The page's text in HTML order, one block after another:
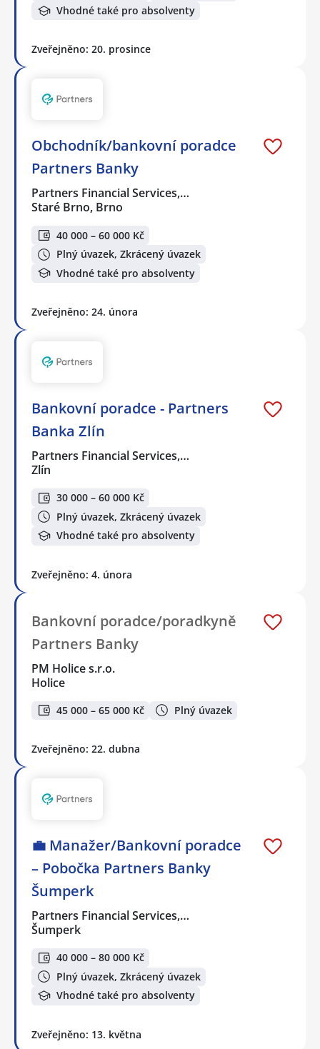
Vhodné také pro absolventy
Zveřejněno: 20. prosince
Obchodník/bankovní poradce
Partners Banky
Partners Financial Services,…
Staré Brno, Brno
40 000 – 60 000 Kč
Plný úvazek, Zkrácený úvazek
Vhodné také pro absolventy
Zveřejněno: 24. února
Bankovní poradce - Partners
Banka Zlín
Partners Financial Services,…
Zlín
30 000 – 60 000 Kč
Plný úvazek, Zkrácený úvazek
Vhodné také pro absolventy
Zveřejněno: 4. února
Bankovní poradce/poradkyně
Partners Banky
PM Holice s.r.o.
Holice
45 000 – 65 000 Kč Plný úvazek
Zveřejněno: 22. dubna
💼 Manažer/Bankovní poradce
– Pobočka Partners Banky
Šumperk
Partners Financial Services,…
Šumperk
40 000 – 80 000 Kč
Plný úvazek, Zkrácený úvazek
Vhodné také pro absolventy
Zveřejněno: 13. května